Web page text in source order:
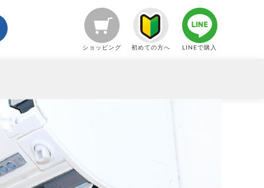
ショッピング 初めての方へ LINEで購入